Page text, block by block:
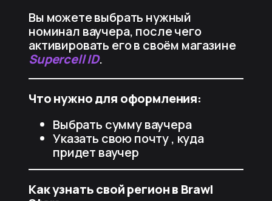
Вы можете выбрать нужный
номинал ваучера, после чего
активировать его в своём магазине
Supercell ID.
Что нужно для оформления:
Выбрать сумму ваучера
Указать свою почту , куда
придет ваучер
Как узнать свой регион в Brawl